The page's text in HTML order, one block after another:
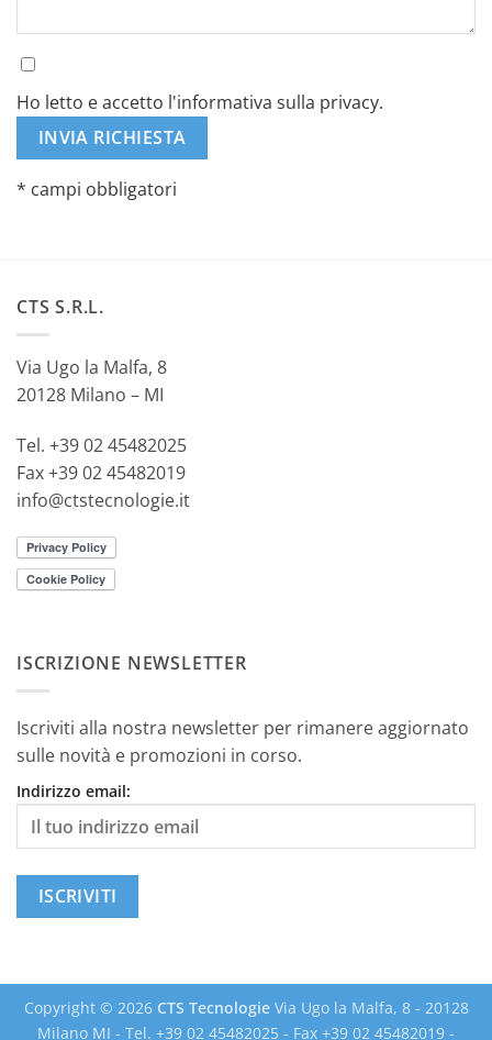
Ho letto e accetto l'informativa sulla privacy.
* campi obbligatori
CTS S.R.L.
Via Ugo la Malfa, 8
20128 Milano – MI
Tel. +39 02 45482025
Fax +39 02 45482019
info@ctstecnologie.it
ISCRIZIONE NEWSLETTER
Iscriviti alla nostra newsletter per rimanere aggiornato
sulle novità e promozioni in corso.
Indirizzo email:
Copyright © 2026 CTS Tecnologie Via Ugo la Malfa, 8 - 20128
Milano MI - Tel. +39 02 45482025 - Fax +39 02 45482019 -